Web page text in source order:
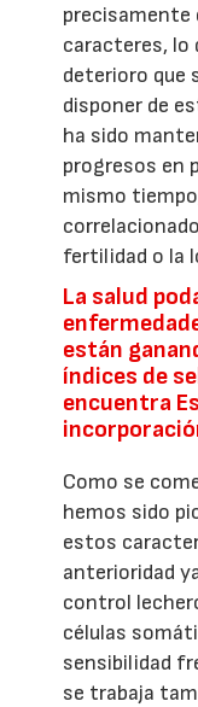
precisamente
caracteres, lo
deterioro que
disponer de
ha sido
progresos en
mismo
fertilidad o la
La salud
están
índices de
encuentra
Como se
hemos sido
estos
anterioridad
control
células
sensibilidad
se trabaja